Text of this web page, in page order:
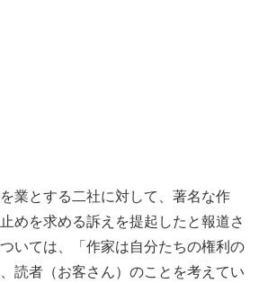
業とする二社に対して、著名な作
めを求める訴えを提起したと報道さ
いては、「作家は自分たちの権利の
読者（お客さん）のことを考えてい